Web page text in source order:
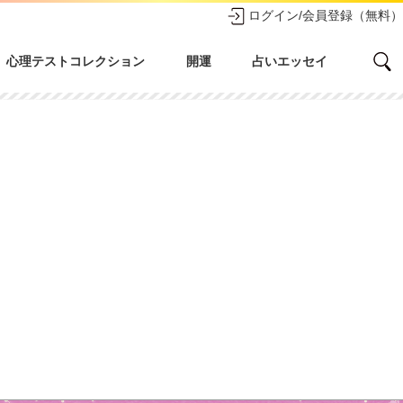
ログイン/会員登録（無料）
心理テストコレクション 開運 占いエッセイ